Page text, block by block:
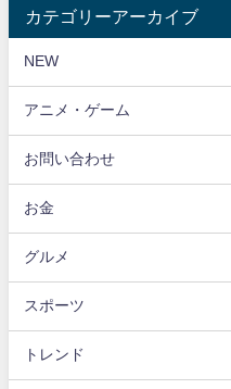
カテゴリーアーカイブ
NEW
アニメ・ゲーム
お問い合わせ
お金
グルメ
スポーツ
トレンド